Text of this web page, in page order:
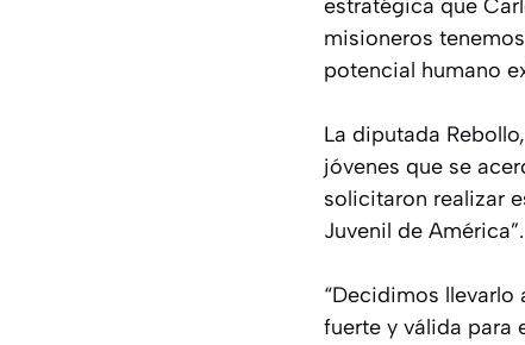
estratégica que
misioneros
potencial humano
La diputada
jóvenes que se
solicitaron realizar
Juvenil de América”.
“Decidimos
fuerte y válida para